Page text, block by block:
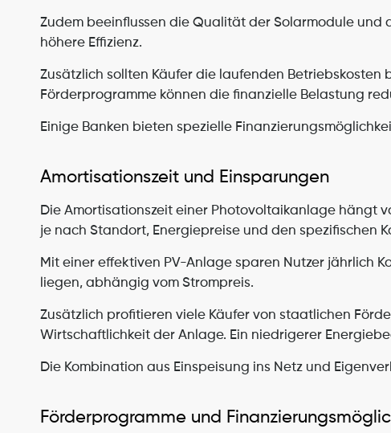
Zudem beeinflussen die Qualität der Solarmodule
höhere Effizienz.
Zusätzlich sollten Käufer die laufenden Betriebskosten
Förderprogramme können die finanzielle Belastung
Einige Banken bieten spezielle
Amortisationszeit und Einsparungen
Die Amortisationszeit einer Photovoltaikanlage hängt
je nach Standort, Energiepreise und den spezifischen
Mit einer effektiven PV-Anlage sparen Nutzer jährlich
liegen, abhängig vom Strompreis.
Zusätzlich profitieren viele Käufer von staatlichen
Wirtschaftlichkeit der Anlage. Ein niedrigerer
Die Kombination aus Einspeisung ins Netz und
Förderprogramme und